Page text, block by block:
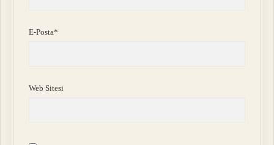
E-Posta*
Web Sitesi